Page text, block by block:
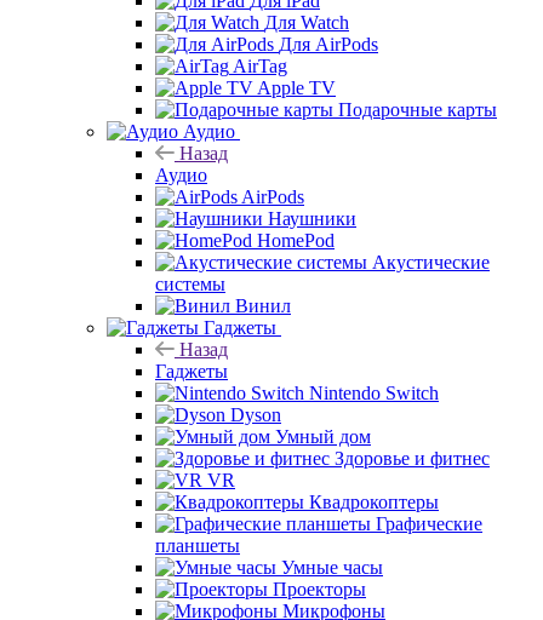
Для Watch
Для AirPods
AirTag
Apple TV
Подарочные карты
Аудио
Назад
Аудио
AirPods
Наушники
HomePod
Акустические
системы
Винил
Гаджеты
Назад
Гаджеты
Nintendo Switch
Dyson
Умный дом
Здоровье и фитнес
VR
Квадрокоптеры
Графические
планшеты
Умные часы
Проекторы
Микрофоны